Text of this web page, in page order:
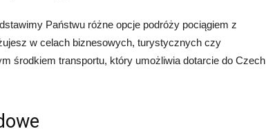
Państwu różne opcje podróży pociągiem z
w celach biznesowych, turystycznych czy
środkiem transportu, który umożliwia dotarcie do Czech